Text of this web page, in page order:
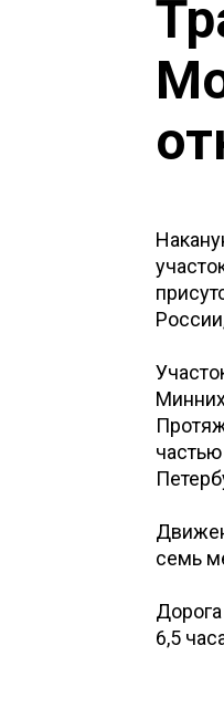
семь
6,5